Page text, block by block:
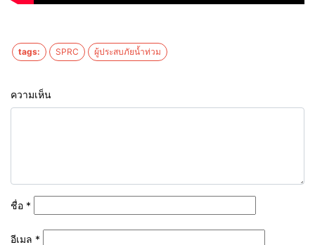
tags: SPRC ผู้ประสบภัยน้ำท่วม
ความเห็น
ชื่อ *
อีเมล *